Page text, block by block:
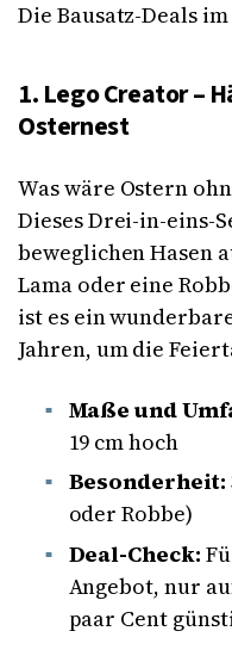
Die Bausatz-Deals
1. Lego Creator –
Osternest
Was wäre Ostern
Dieses Drei-in-eins-
beweglichen Hasen
Lama oder eine
ist es ein
Jahren, um die
Maße und
19 cm hoch
Besonderheit:
oder Robbe)
Deal-Check:
Angebot, nur
paar Cent